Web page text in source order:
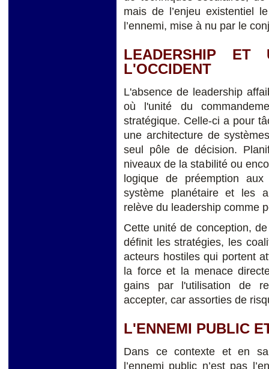
mais de l’enjeu existentiel
l’ennemi, mise à nu par le
LEADERSHIP ET
L'OCCIDENT
L'absence de leadership
où l'unité du
stratégique. Celle-ci a pour
une architecture de
seul pôle de décision.
niveaux de la stabilité ou
logique de préemption
système planétaire et les
relève du leadership comme
Cette unité de conception,
définit les stratégies, les
acteurs hostiles qui portent
la force et la menace
gains par l'utilisation de
accepter, car assorties de
L'ENNEMI PUBLIC
Dans ce contexte et en sa
l’ennemi public n’est pas